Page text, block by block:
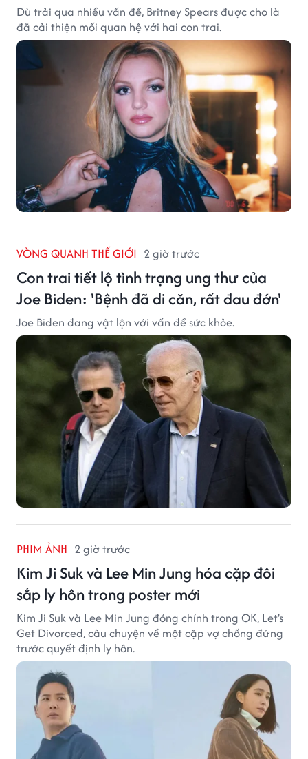
Dù trải qua nhiều vấn đề, Britney Spears được cho là
đã cải thiện mối quan hệ với hai con trai.
VÒNG QUANH THẾ GIỚI 2 giờ trước
Con trai tiết lộ tình trạng ung thư của
Joe Biden: 'Bệnh đã di căn, rất đau đớn'
Joe Biden đang vật lộn với vấn đề sức khỏe.
PHIM ẢNH 2 giờ trước
Kim Ji Suk và Lee Min Jung hóa cặp đôi
sắp ly hôn trong poster mới
Kim Ji Suk và Lee Min Jung đóng chính trong OK, Let's
Get Divorced, câu chuyện về một cặp vợ chồng đứng
trước quyết định ly hôn.